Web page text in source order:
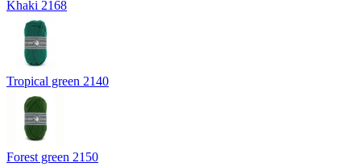
Khaki 2168
Tropical green 2140
Forest green 2150